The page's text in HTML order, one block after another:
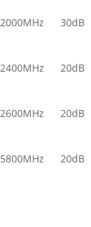
2000MHz 30dB
2400MHz 20dB
2600MHz 20dB
5800MHz 20dB